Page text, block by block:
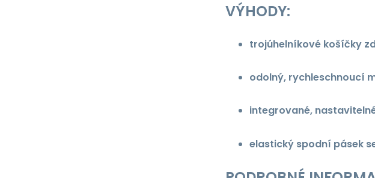
VÝHODY:
trojúhelníkové košíčky
odolný, rychleschnoucí
integrované,
elastický spodní pásek